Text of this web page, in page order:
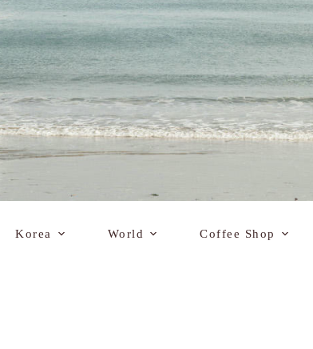
Korea World Coffee Shop